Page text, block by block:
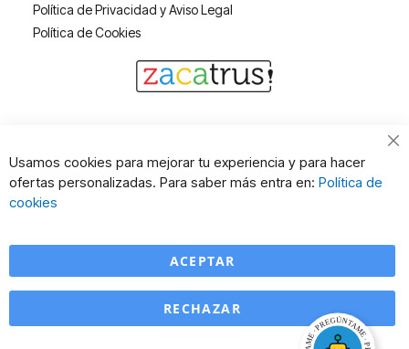
Política de Privacidad y Aviso Legal
Política de Cookies
Usamos cookies para mejorar tu experiencia y para hacer
ofertas personalizadas. Para saber más entra en: Política de
cookies
ACEPTAR
RECHAZAR